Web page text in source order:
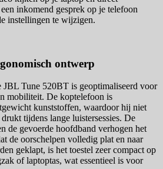
inkomend gesprek op je telefoon
instellingen te wijzigen.
ontwerp
JBL Tune 520BT is geoptimaliseerd voor
mobiliteit. De koptelefoon is
kunststoffen, waardoor hij niet
tijdens lange luistersessies. De
de gevoerde hoofdband verhogen het
de oorschelpen volledig plat en naar
geklapt, is het toestel zeer compact op
of laptoptas, wat essentieel is voor